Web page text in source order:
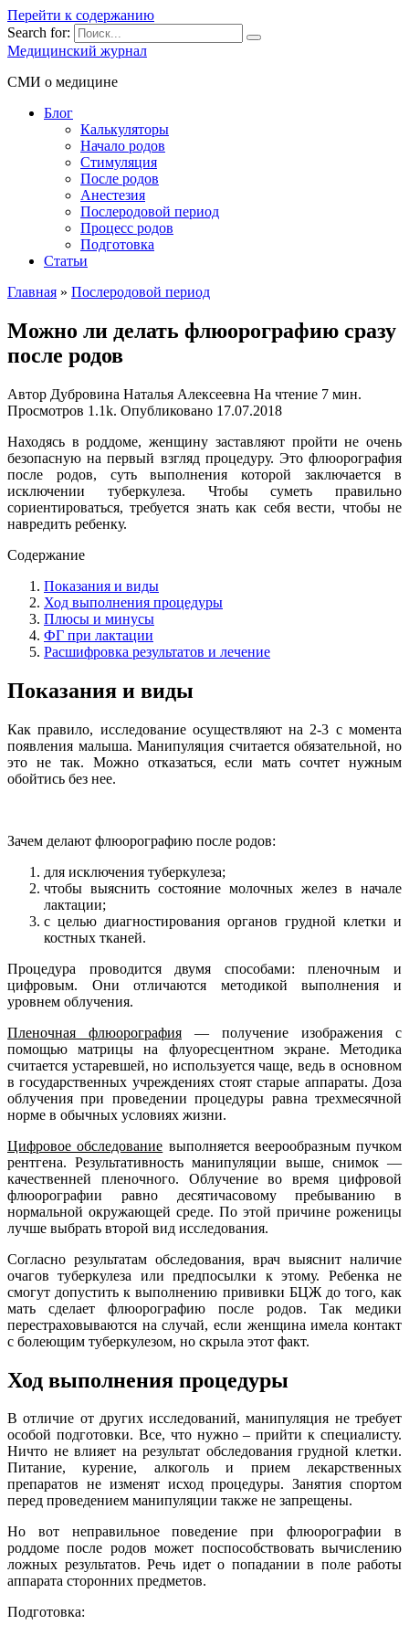
Перейти к содержанию
Search for:
Медицинский журнал
СМИ о медицине
Блог
Калькуляторы
Начало родов
Стимуляция
После родов
Анестезия
Послеродовой период
Процесс родов
Подготовка
Статьи
Главная » Послеродовой период
Можно ли делать флюорографию сразу
после родов
Автор Дубровина Наталья Алексеевна На чтение 7 мин.
Просмотров 1.1k. Опубликовано 17.07.2018
Находясь в роддоме, женщину заставляют пройти не очень
безопасную на первый взгляд процедуру. Это флюорография
после родов, суть выполнения которой заключается в
исключении туберкулеза. Чтобы суметь правильно
сориентироваться, требуется знать как себя вести, чтобы не
навредить ребенку.
Содержание
Показания и виды
Ход выполнения процедуры
Плюсы и минусы
ФГ при лактации
Расшифровка результатов и лечение
Показания и виды
Как правило, исследование осуществляют на 2-3 с момента
появления малыша. Манипуляция считается обязательной, но
это не так. Можно отказаться, если мать сочтет нужным
обойтись без нее.
Зачем делают флюорографию после родов:
для исключения туберкулеза;
чтобы выяснить состояние молочных желез в начале
лактации;
с целью диагностирования органов грудной клетки и
костных тканей.
Процедура проводится двумя способами: пленочным и
цифровым. Они отличаются методикой выполнения и
уровнем облучения.
Пленочная флюорография — получение изображения с
помощью матрицы на флуоресцентном экране. Методика
считается устаревшей, но используется чаще, ведь в основном
в государственных учреждениях стоят старые аппараты. Доза
облучения при проведении процедуры равна трехмесячной
норме в обычных условиях жизни.
Цифровое обследование выполняется веерообразным пучком
рентгена. Результативность манипуляции выше, снимок —
качественней пленочного. Облучение во время цифровой
флюорографии равно десятичасовому пребыванию в
нормальной окружающей среде. По этой причине роженицы
лучше выбрать второй вид исследования.
Согласно результатам обследования, врач выяснит наличие
очагов туберкулеза или предпосылки к этому. Ребенка не
смогут допустить к выполнению прививки БЦЖ до того, как
мать сделает флюорографию после родов. Так медики
перестраховываются на случай, если женщина имела контакт
с болеющим туберкулезом, но скрыла этот факт.
Ход выполнения процедуры
В отличие от других исследований, манипуляция не требует
особой подготовки. Все, что нужно – прийти к специалисту.
Ничто не влияет на результат обследования грудной клетки.
Питание, курение, алкоголь и прием лекарственных
препаратов не изменят исход процедуры. Занятия спортом
перед проведением манипуляции также не запрещены.
Но вот неправильное поведение при флюорографии в
роддоме после родов может поспособствовать вычислению
ложных результатов. Речь идет о попадании в поле работы
аппарата сторонних предметов.
Подготовка: